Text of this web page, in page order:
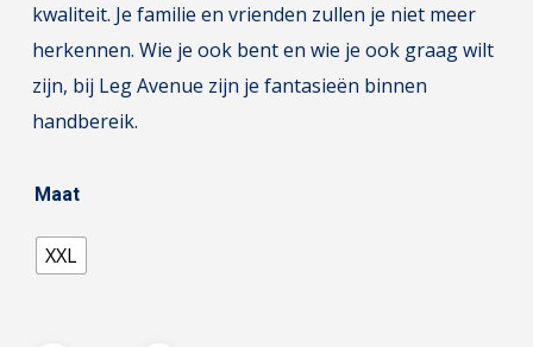
kwaliteit. Je familie en vrienden zullen je niet meer
herkennen. Wie je ook bent en wie je ook graag wilt
zijn, bij Leg Avenue zijn je fantasieën binnen
handbereik.
Maat
XXL